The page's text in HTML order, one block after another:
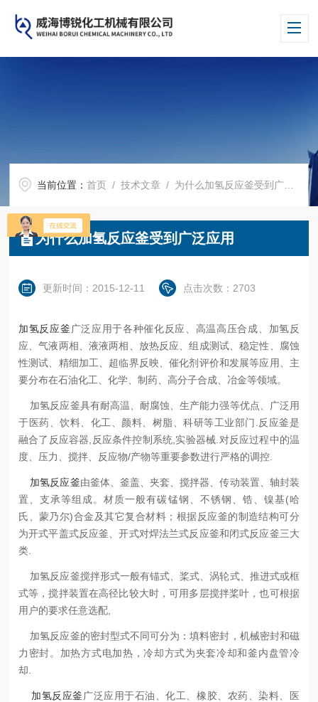
当前位置：首页 /技术文章 / 为什么加氢反应釜受到广泛应用
为什么加氢反应釜受到广泛应用
更新时间：2015-12-11 点击次数：2703
加氢反应釜 广泛应用于各种催化反应、高温高压合成、加氢反
应、气液两相、液液两相、放热反应、组成测试、稳定性、腐蚀
性测试、精细加工、超临界反映、催化剂评价和发展等应用、主
要分布在石油化工、化学、制药、高分子合成、冶金等领域。
加氢反应釜具有耐高温、耐腐蚀、生产能力强等优点、广泛用
于医药、饮料、化工、颜料、树脂、科研等工业部门.反应釜是
融合了反应容器,反应条件控制系统,实验器械.对反应过程中的温
度、压力、搅拌、反应物/产物等重要参数进行严格的调控.
加氢反应釜由釜体、釜盖、夹套、搅拌器、传动装置、轴封装
置、支承等组成。材质一般有碳锰钢、不锈钢、锆、镍基(哈
氏、蒙乃尔)合金及其它复合材料；根据反应釜的制造结构可分
为开式平盖式反应釜、开式对焊法兰式反应釜和闭式反应釜三大
类.
加氢反应釜搅拌形式一般有锚式、桨式、涡轮式、推进式或框
式等，搅拌装置在高径比较大时，可用多层搅拌桨叶，也可根据
用户的要求任意选配,
加氢反应釜的密封型式不同可分为：填料密封，机械密封和磁
力密封。加热方式电加热，冷却方式为夹套冷却和釜内盘管冷
却.
加氢反应釜 广泛应用于石油、化工、橡胶、农药、染料、医